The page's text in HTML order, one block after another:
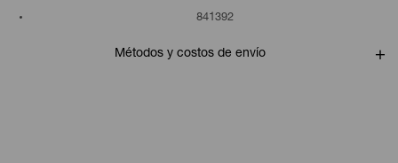
841392
Métodos y costos de envío